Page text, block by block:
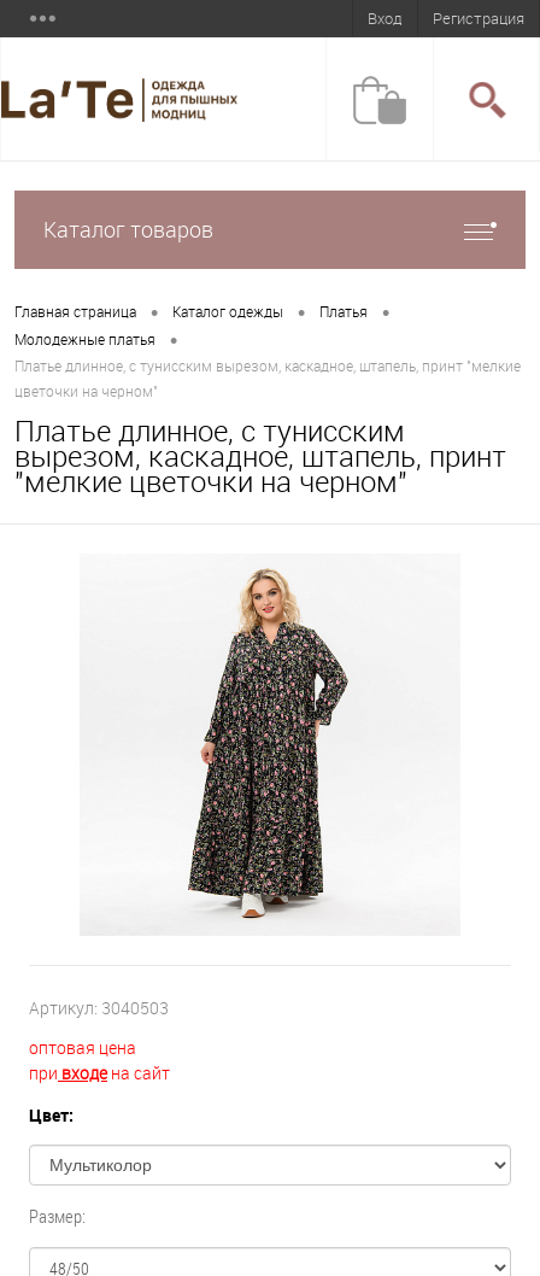
Вход Регистрация
Каталог товаров
Главная страница • Каталог одежды • Платья •
Молодежные платья •
Платье длинное, с тунисским вырезом, каскадное, штапель, принт "мелкие
цветочки на черном"
Платье длинное, с тунисским
вырезом, каскадное, штапель, принт
"мелкие цветочки на черном"
Артикул: 3040503
оптовая цена
при входена сайт
Цвет:
Размер: